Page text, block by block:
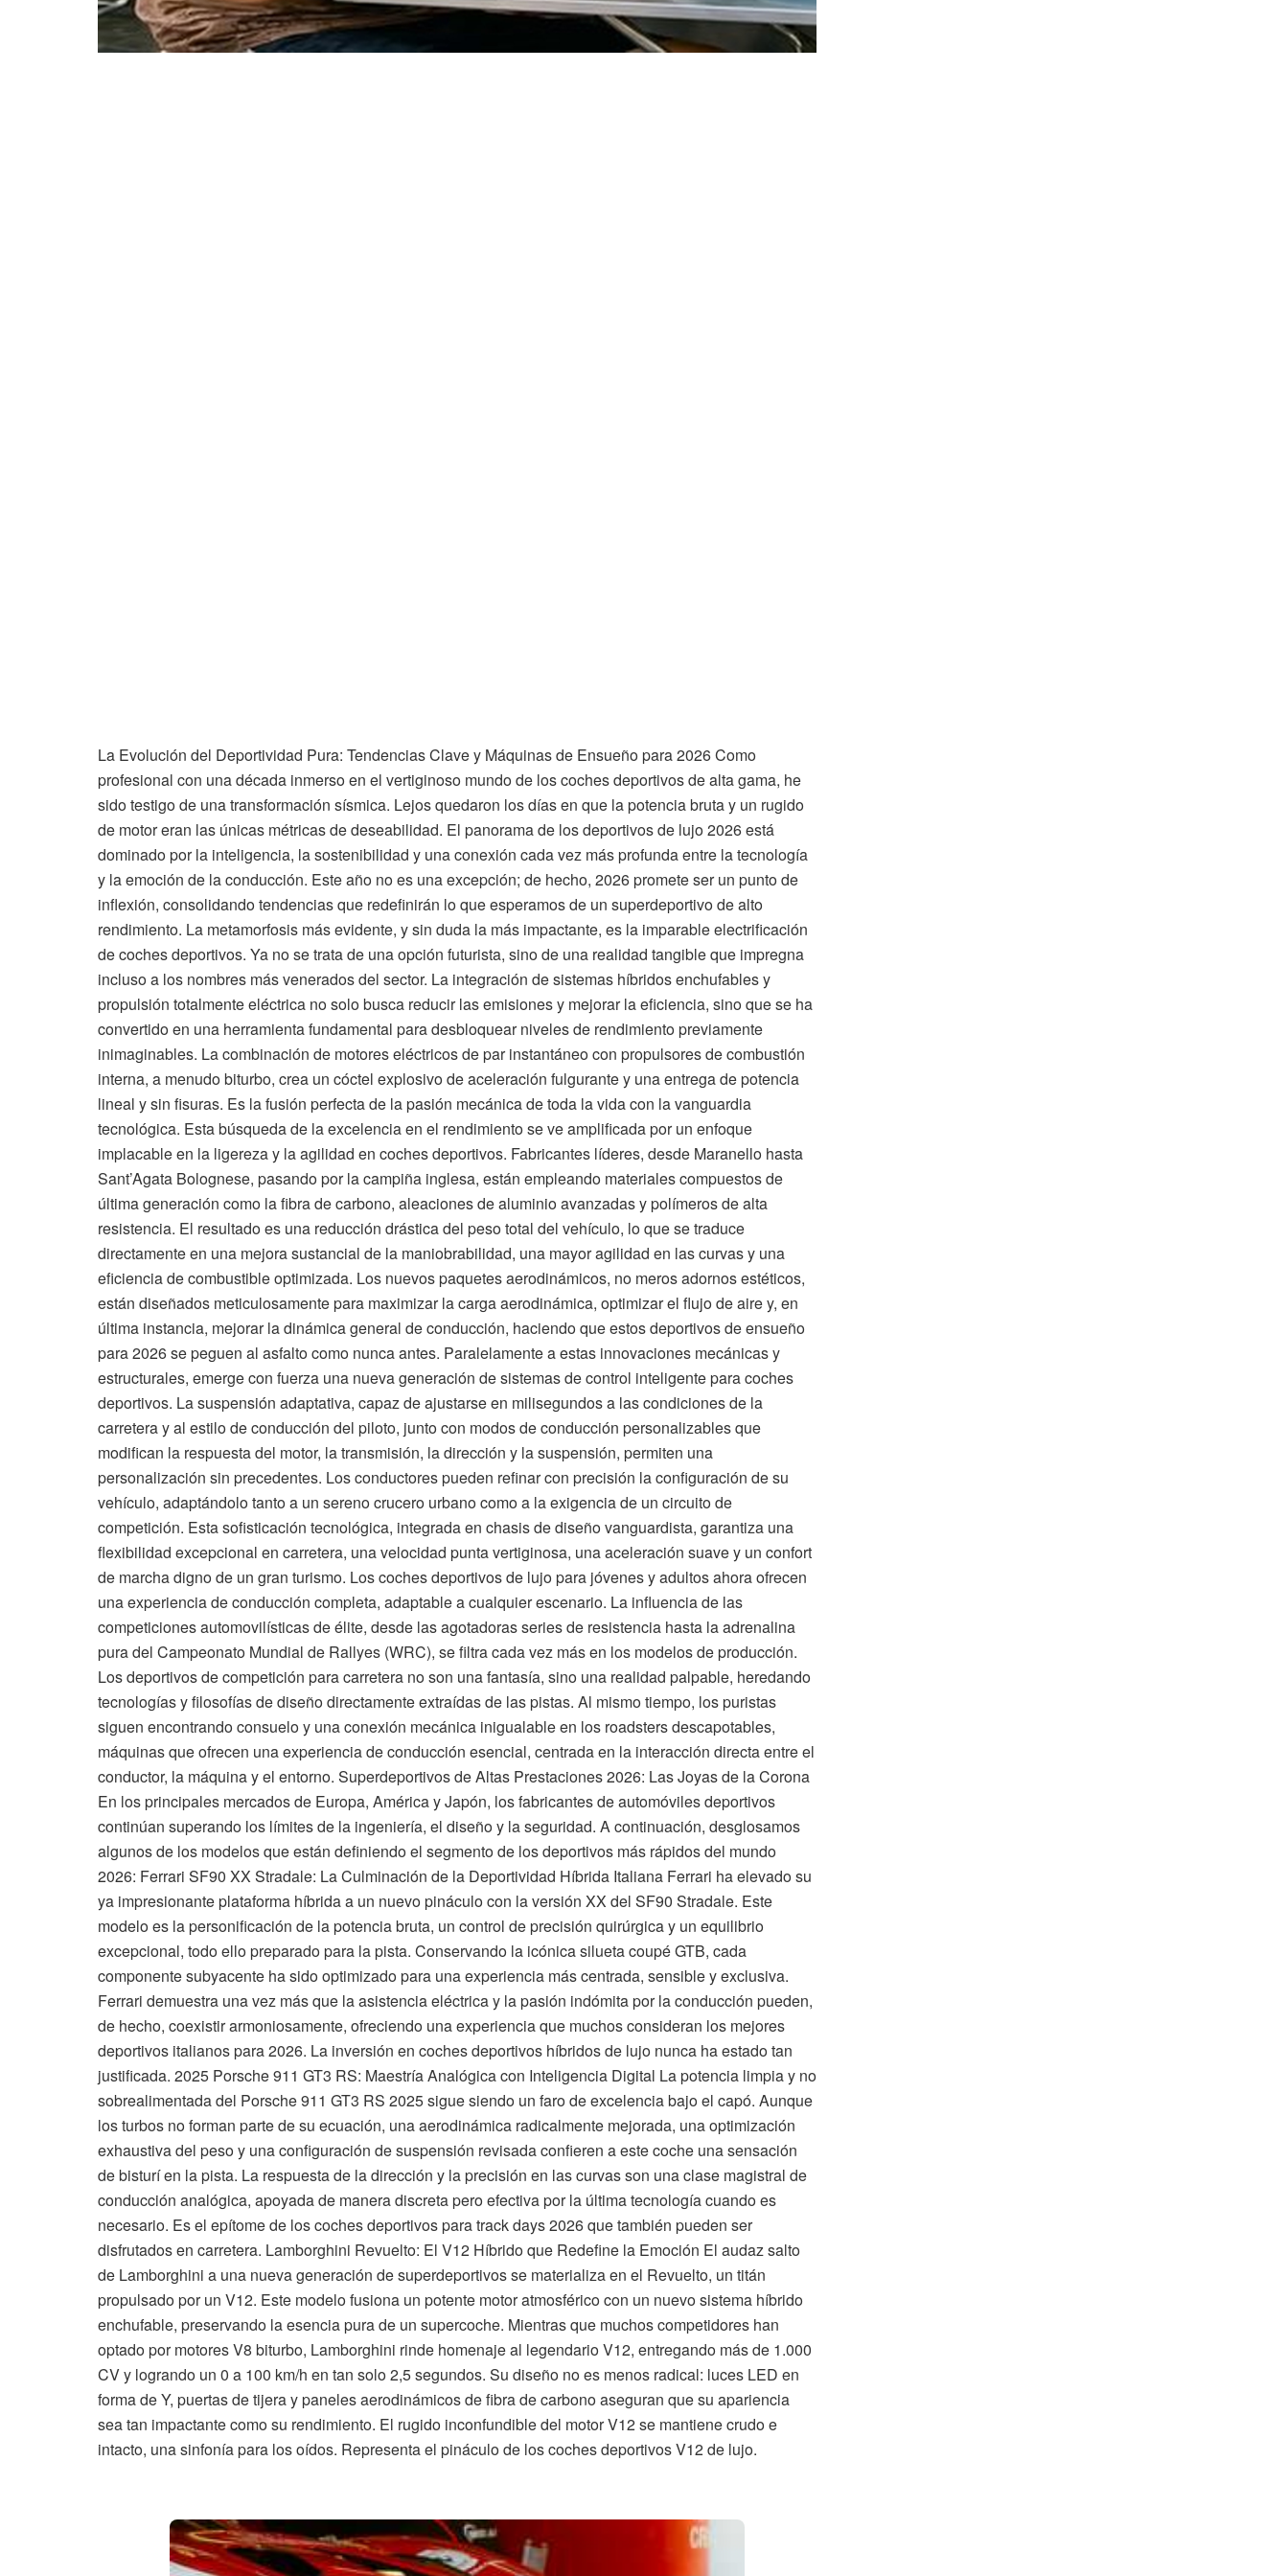
La Evolución del Deportividad Pura: Tendencias Clave y Máquinas de Ensueño para 2026 Como
profesional con una década inmerso en el vertiginoso mundo de los coches deportivos de alta gama, he
sido testigo de una transformación sísmica. Lejos quedaron los días en que la potencia bruta y un rugido
de motor eran las únicas métricas de deseabilidad. El panorama de los deportivos de lujo 2026 está
dominado por la inteligencia, la sostenibilidad y una conexión cada vez más profunda entre la tecnología
y la emoción de la conducción. Este año no es una excepción; de hecho, 2026 promete ser un punto de
inflexión, consolidando tendencias que redefinirán lo que esperamos de un superdeportivo de alto
rendimiento. La metamorfosis más evidente, y sin duda la más impactante, es la imparable electrificación
de coches deportivos. Ya no se trata de una opción futurista, sino de una realidad tangible que impregna
incluso a los nombres más venerados del sector. La integración de sistemas híbridos enchufables y
propulsión totalmente eléctrica no solo busca reducir las emisiones y mejorar la eficiencia, sino que se ha
convertido en una herramienta fundamental para desbloquear niveles de rendimiento previamente
inimaginables. La combinación de motores eléctricos de par instantáneo con propulsores de combustión
interna, a menudo biturbo, crea un cóctel explosivo de aceleración fulgurante y una entrega de potencia
lineal y sin fisuras. Es la fusión perfecta de la pasión mecánica de toda la vida con la vanguardia
tecnológica. Esta búsqueda de la excelencia en el rendimiento se ve amplificada por un enfoque
implacable en la ligereza y la agilidad en coches deportivos. Fabricantes líderes, desde Maranello hasta
Sant’Agata Bolognese, pasando por la campiña inglesa, están empleando materiales compuestos de
última generación como la fibra de carbono, aleaciones de aluminio avanzadas y polímeros de alta
resistencia. El resultado es una reducción drástica del peso total del vehículo, lo que se traduce
directamente en una mejora sustancial de la maniobrabilidad, una mayor agilidad en las curvas y una
eficiencia de combustible optimizada. Los nuevos paquetes aerodinámicos, no meros adornos estéticos,
están diseñados meticulosamente para maximizar la carga aerodinámica, optimizar el flujo de aire y, en
última instancia, mejorar la dinámica general de conducción, haciendo que estos deportivos de ensueño
para 2026 se peguen al asfalto como nunca antes. Paralelamente a estas innovaciones mecánicas y
estructurales, emerge con fuerza una nueva generación de sistemas de control inteligente para coches
deportivos. La suspensión adaptativa, capaz de ajustarse en milisegundos a las condiciones de la
carretera y al estilo de conducción del piloto, junto con modos de conducción personalizables que
modifican la respuesta del motor, la transmisión, la dirección y la suspensión, permiten una
personalización sin precedentes. Los conductores pueden refinar con precisión la configuración de su
vehículo, adaptándolo tanto a un sereno crucero urbano como a la exigencia de un circuito de
competición. Esta sofisticación tecnológica, integrada en chasis de diseño vanguardista, garantiza una
flexibilidad excepcional en carretera, una velocidad punta vertiginosa, una aceleración suave y un confort
de marcha digno de un gran turismo. Los coches deportivos de lujo para jóvenes y adultos ahora ofrecen
una experiencia de conducción completa, adaptable a cualquier escenario. La influencia de las
competiciones automovilísticas de élite, desde las agotadoras series de resistencia hasta la adrenalina
pura del Campeonato Mundial de Rallyes (WRC), se filtra cada vez más en los modelos de producción.
Los deportivos de competición para carretera no son una fantasía, sino una realidad palpable, heredando
tecnologías y filosofías de diseño directamente extraídas de las pistas. Al mismo tiempo, los puristas
siguen encontrando consuelo y una conexión mecánica inigualable en los roadsters descapotables,
máquinas que ofrecen una experiencia de conducción esencial, centrada en la interacción directa entre el
conductor, la máquina y el entorno. Superdeportivos de Altas Prestaciones 2026: Las Joyas de la Corona
En los principales mercados de Europa, América y Japón, los fabricantes de automóviles deportivos
continúan superando los límites de la ingeniería, el diseño y la seguridad. A continuación, desglosamos
algunos de los modelos que están definiendo el segmento de los deportivos más rápidos del mundo
2026: Ferrari SF90 XX Stradale: La Culminación de la Deportividad Híbrida Italiana Ferrari ha elevado su
ya impresionante plataforma híbrida a un nuevo pináculo con la versión XX del SF90 Stradale. Este
modelo es la personificación de la potencia bruta, un control de precisión quirúrgica y un equilibrio
excepcional, todo ello preparado para la pista. Conservando la icónica silueta coupé GTB, cada
componente subyacente ha sido optimizado para una experiencia más centrada, sensible y exclusiva.
Ferrari demuestra una vez más que la asistencia eléctrica y la pasión indómita por la conducción pueden,
de hecho, coexistir armoniosamente, ofreciendo una experiencia que muchos consideran los mejores
deportivos italianos para 2026. La inversión en coches deportivos híbridos de lujo nunca ha estado tan
justificada. 2025 Porsche 911 GT3 RS: Maestría Analógica con Inteligencia Digital La potencia limpia y no
sobrealimentada del Porsche 911 GT3 RS 2025 sigue siendo un faro de excelencia bajo el capó. Aunque
los turbos no forman parte de su ecuación, una aerodinámica radicalmente mejorada, una optimización
exhaustiva del peso y una configuración de suspensión revisada confieren a este coche una sensación
de bisturí en la pista. La respuesta de la dirección y la precisión en las curvas son una clase magistral de
conducción analógica, apoyada de manera discreta pero efectiva por la última tecnología cuando es
necesario. Es el epítome de los coches deportivos para track days 2026 que también pueden ser
disfrutados en carretera. Lamborghini Revuelto: El V12 Híbrido que Redefine la Emoción El audaz salto
de Lamborghini a una nueva generación de superdeportivos se materializa en el Revuelto, un titán
propulsado por un V12. Este modelo fusiona un potente motor atmosférico con un nuevo sistema híbrido
enchufable, preservando la esencia pura de un supercoche. Mientras que muchos competidores han
optado por motores V8 biturbo, Lamborghini rinde homenaje al legendario V12, entregando más de 1.000
CV y logrando un 0 a 100 km/h en tan solo 2,5 segundos. Su diseño no es menos radical: luces LED en
forma de Y, puertas de tijera y paneles aerodinámicos de fibra de carbono aseguran que su apariencia
sea tan impactante como su rendimiento. El rugido inconfundible del motor V12 se mantiene crudo e
intacto, una sinfonía para los oídos. Representa el pináculo de los coches deportivos V12 de lujo.